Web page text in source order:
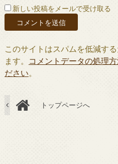
新しい投稿をメールで受け取る
このサイトはスパムを低減す
ます。
コメントデータの処理
ださい。
トップページへ